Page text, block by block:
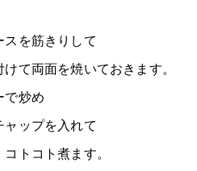
を筋きりして
て両面を焼いておきます。
で炒め
ャップを入れて
トコト煮ます。